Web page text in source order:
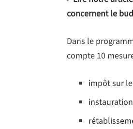
concernent le
Dans le
compte 10
impôt sur